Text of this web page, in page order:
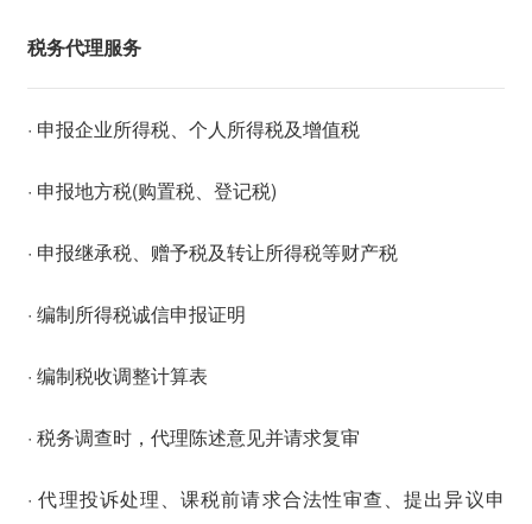
税务代理服务
· 申报企业所得税、个人所得税及增值税
· 申报地方税(购置税、登记税)
· 申报继承税、赠予税及转让所得税等财产税
· 编制所得税诚信申报证明
· 编制税收调整计算表
· 税务调查时，代理陈述意见并请求复审
· 代理投诉处理、课税前请求合法性审查、提出异议申